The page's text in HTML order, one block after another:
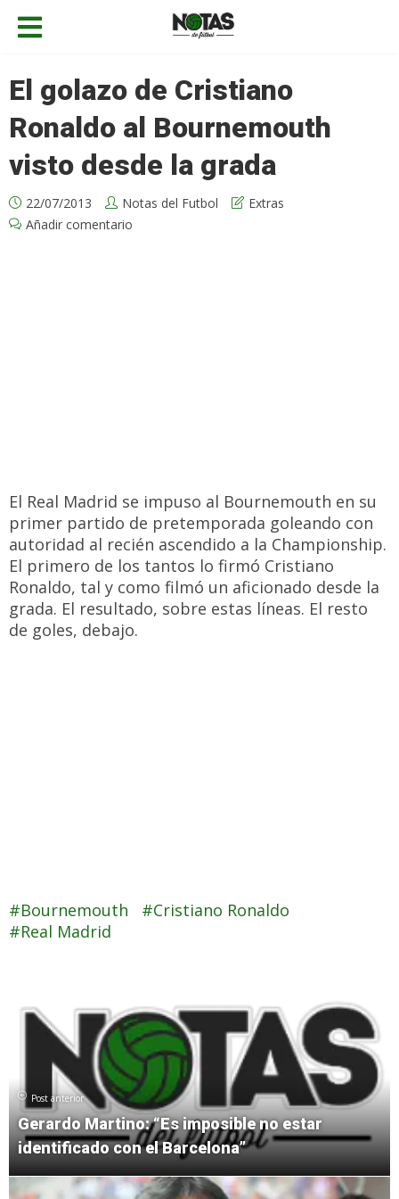
El golazo de Cristiano
Ronaldo al Bournemouth
visto desde la grada
22/07/2013 Notas del Futbol
Extras
Añadir comentario
El Real Madrid se impuso al Bournemouth en su
primer partido de pretemporada goleando con
autoridad al recién ascendido a la Championship.
El primero de los tantos lo firmó Cristiano
Ronaldo, tal y como filmó un aficionado desde la
grada. El resultado, sobre estas líneas. El resto
de goles, debajo.
Bournemouth
Cristiano Ronaldo
Real Madrid
Post anterior
Gerardo Martino: “Es imposible no estar
identificado con el Barcelona”